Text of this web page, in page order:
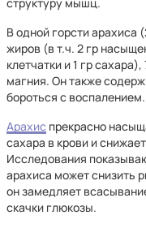
В одной горсти арахиса
жиров (в т.ч. 2 гр
клетчатки и 1 гр
магния. Он также
бороться с воспалением.
Арахис прекрасно
сахара в крови и
Исследования
арахиса может снизить
он замедляет
скачки глюкозы.